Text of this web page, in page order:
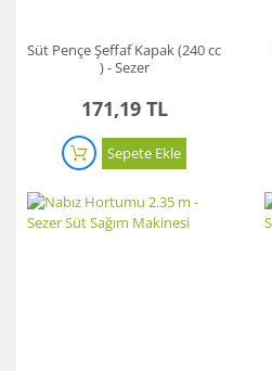
Süt Pençe Şeffaf Kapak (240 cc
) - Sezer
171,19 TL
Sepete Ekle